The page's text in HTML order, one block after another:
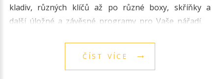
kladiv, různých klíčů až po různé boxy, skříňky a
další úložné a závěsné programy pro Vaše nářadí.
ČÍST VÍCE